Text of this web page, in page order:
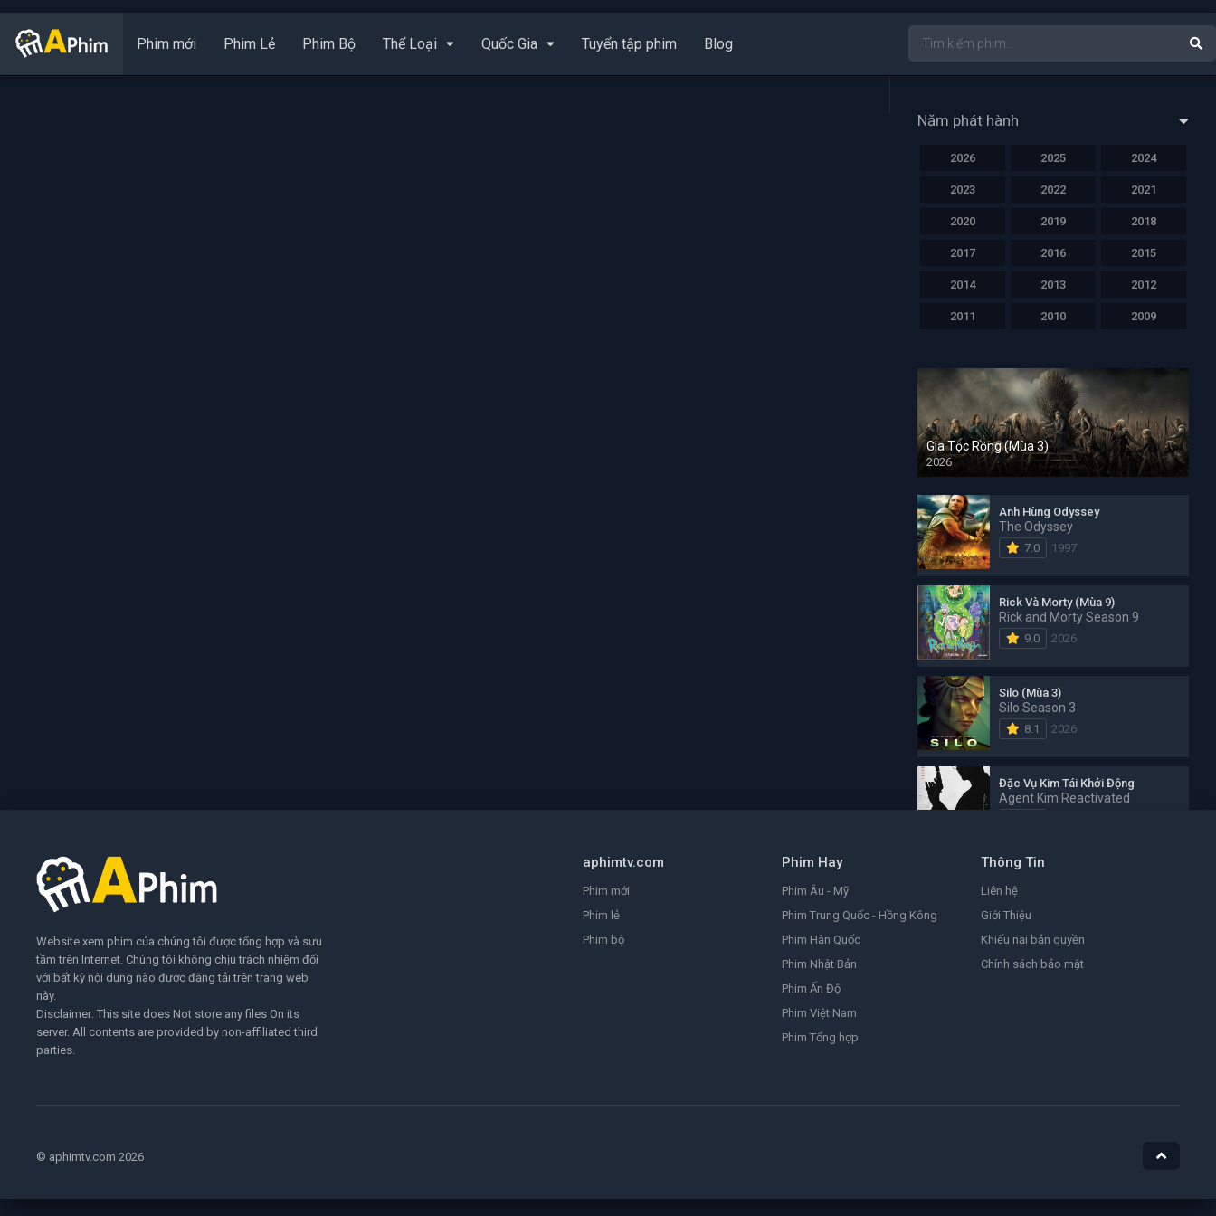
Phim mới Phim Lẻ Phim Bộ Thể Loại Quốc Gia Tuyển tập phim Blog
Năm phát hành
2026 2025 2024
2023 2022 2021
2020 2019 2018
2017 2016 2015
2014 2013 2012
2011 2010 2009
Gia Tộc Rồng (Mùa 3)
2026
Anh Hùng Odyssey
The Odyssey
7.0 1997
Rick Và Morty (Mùa 9)
Rick and Morty Season 9
9.0 2026
Silo (Mùa 3)
Silo Season 3
8.1 2026
Đặc Vụ Kim Tái Khởi Động
Agent Kim Reactivated
Đảo Hải Tặc
One Piece
9.0
Ám Ảnh
aphimtv.com
Phim mới
Phim lẻ
Phim bộ
Phim Hay
Phim Âu - Mỹ
Phim Trung Quốc - Hồng Kông
Phim Hàn Quốc
Phim Nhật Bản
Phim Ấn Độ
Phim Việt Nam
Phim Tổng hợp
Thông Tin
Liên hệ
Giới Thiệu
Khiếu nại bản quyền
Chính sách bảo mật
Website xem phim của chúng tôi được tổng hợp và sưu
tầm trên Internet. Chúng tôi không chịu trách nhiệm đối
với bất kỳ nội dung nào được đăng tải trên trang web
này.
Disclaimer: This site does Not store any files On its
server. All contents are provided by non-affiliated third
parties.
© aphimtv.com 2026